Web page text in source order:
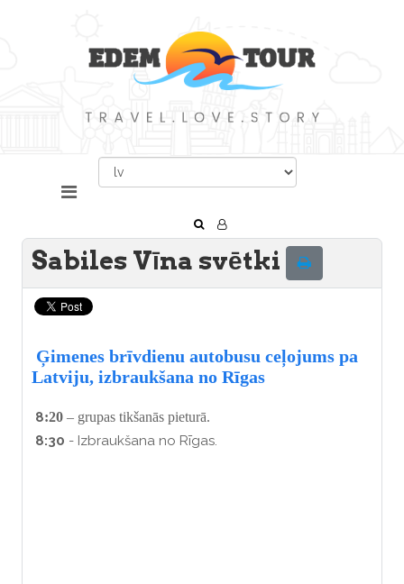
Sabiles Vīna svētki
Ģimenes brīvdienu autobusu ceļojums pa
Latviju, izbraukšana no Rīgas
8:20 – grupas tikšanās pieturā.
8:30 - Izbraukšana no Rīgas.